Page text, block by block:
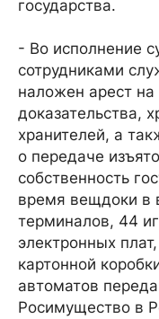
государства.
- Во исполнение
сотрудниками
наложен арест
доказательства,
хранителей, а
о передаче
собственность
время вещдоки в
терминалов, 44
электронных
картонной
автоматов
Росимущество в